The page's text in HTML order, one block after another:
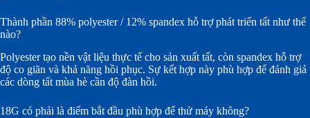
Thành phần 88% polyester / 12% spandex hỗ trợ phát triển tất như thế
nào?
Polyester tạo nền vật liệu thực tế cho sản xuất tất, còn spandex hỗ trợ
độ co giãn và khả năng hồi phục. Sự kết hợp này phù hợp để đánh giá
các dòng tất mùa hè cần độ đàn hồi.
18G có phải là điểm bắt đầu phù hợp để thử máy không?